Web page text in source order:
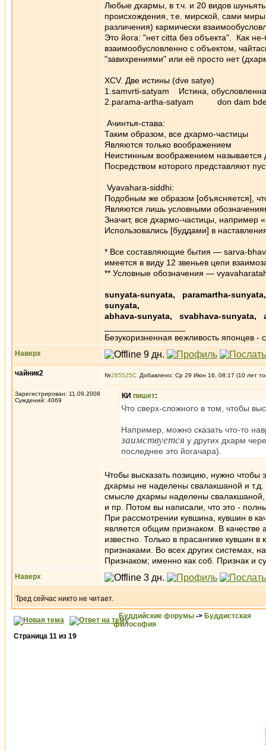
Любые дхармы, в т.ч. и 20 видов
происхождения, т.е. мирской, сами
различения) кармически
Это йога: "нет citta без объекта". Как
взаимообусловленно с объектом,
"завихрениями" или её просто нет
XCV. Две истины (dve satye)
1.samvrti-satyam Истина,
2.parama-artha-satyam don
Ачинтья-става:
Таким образом, все дхармо-частицы
Являются только воображением
Неистинным воображением называется
Посредством которого представляют
Vyavahara-siddhi:
Подобным же образом [объясняется],
Являются лишь условными
Значит, все дхармо-частицы, например
Использовались [буддами] в
* Все составляющие бытия — sarva-
имеется в виду 12 звеньев цепи
** Условные обозначения —
sunyata-sunyata, paramartha-
sunyata,
abhava-sunyata, svabhava-sunyata,
Безукоризненная вежливость японцев -
Наверх
чайник2
Зарегистрирован: 11.09.2008
Суждений: 4069
№285525 Добавлено: Ср 29 Июн 16, 08:17 (10 лет
КИ пишет:
Что сверх-сложного в том, чтобы
Например, можно сказать что-то
заимствуется у других дхарм
последнее это йогачара).
Чтобы высказать позицию, нужно чтобы
дхармы не наделены свалакшаной и т.д.
смысле дхармы наделены свалакшаной,
и пр. Потом вы написали, что это -
При рассмотрении кувшина, кувшин в
является общим признаком. В качестве
известно. Только в прасангике кувшин
признаками. Во всех других системах,
Признаком; именно как соб. Признак и
Наверх
Тред сейчас никто не читает.
Буддийские форумы -> Буддистская
философия
Страница 11 из 19